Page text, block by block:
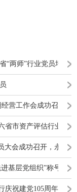
“两师”行业党员培训
营工作会成功召开
省市资产评估行业高
大会成功召开，永信
基层党组织”称号
庆祝建党105周年主题